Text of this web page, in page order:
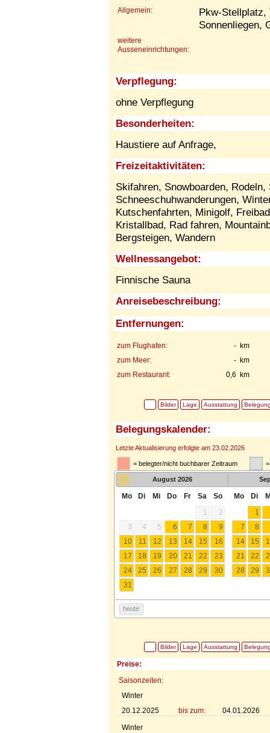
Allgemein:
Pkw-Stellplatz,
Sonnenliegen,
weitere
Ausseneinrichtungen:
Verpflegung:
ohne Verpflegung
Besonderheiten:
Haustiere auf Anfrage,
Freizeitaktivitäten:
Skifahren, Snowboarden,
Schneeschuhwanderungen,
Kutschenfahrten, Minigolf,
Kristallbad, Rad fahren,
Bergsteigen, Wandern
Wellnessangebot:
Finnische Sauna
Anreisebeschreibung:
Entfernungen:
- km
zum Flughafen:
- km
zum Meer:
0,6 km
zum Restaurant:
Bilder Lage Ausstattung
Belegungskalender:
Letzte Aktualisierung erfolgte am 23.02.2026
= belegter/nicht buchbarer Zeitraum
August 2026
Mo Di Mi Do Fr Sa
So
1
2
3
4 5 6 7 8
9
10
11 12 13 14 15
16
17
18 19 20 21 22
23
24
25 26 27 28 29
30
31
Mo Di
1
7
8
14
15
21
22
28
29
heute
Bilder Lage Ausstattung
Preise:
Saisonzeiten:
Winter
20.12.2025
bis zum:
04.01.2026
Winter